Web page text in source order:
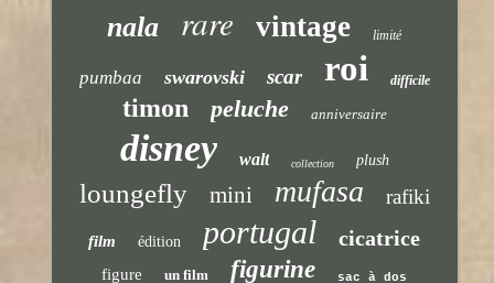
nala rare vintage limité
pumbaa swarovski scar roi difficile
timon peluche anniversaire
disney walt collection plush
loungefly mini mufasa rafiki
film édition portugal cicatrice
figure un film figurine sac à dos